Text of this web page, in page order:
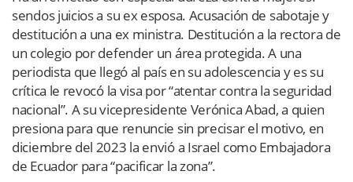
sendos juicios a su ex esposa. Acusación de sabotaje y
destitución a una ex ministra. Destitución a la rectora de
un colegio por defender un área protegida. A una
periodista que llegó al país en su adolescencia y es su
crítica le revocó la visa por “atentar contra la seguridad
nacional”. A su vicepresidente Verónica Abad, a quien
presiona para que renuncie sin precisar el motivo, en
diciembre del 2023 la envió a Israel como Embajadora
de Ecuador para “pacificar la zona”.